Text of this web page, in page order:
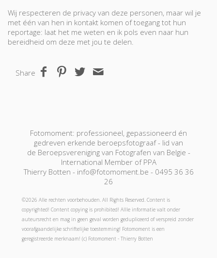
Wij respecteren de privacy van deze personen, maar wil je
met één van hen in kontakt komen of toegang tot hun
reportage: laat het me weten en ik pols even naar hun
bereidheid om deze met jou te delen.
Share
Fotomoment: professioneel, gepassioneerd én
gedreven erkende beroepsfotograaf - lid van
de Beroepsvereniging van Fotografen van Belgie -
International Member of PPA
Thierry Botten - info@fotomoment.be - 0495 36 36
26
©2026 Alle rechten voorbehouden. All Rights Reserved. Content is
copyrighted! Content copying is prohibited! Allle informatie valt onder
auteursrecht en mag in geen geval worden gedupliceerd of verspreid zonder
voorafgaandelijke schriftelijke toestemming! Fotomoment is een
geregistreerde merknaam! (c) Fotomoment - Thierry Botten